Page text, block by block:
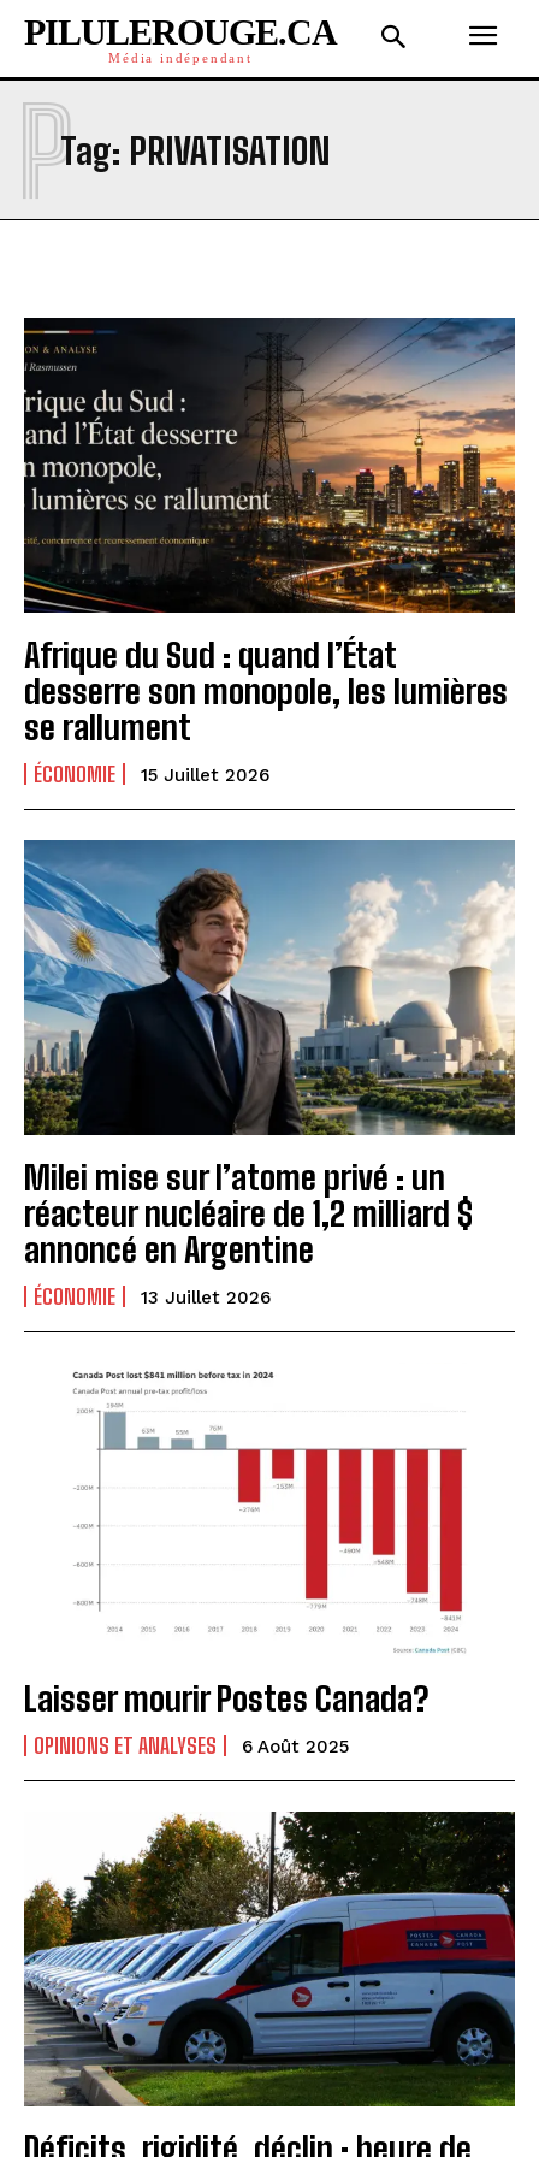
PILULEROUGE.CA
Média indépendant
Tag: PRIVATISATION
P
Afrique du Sud : quand l’État
desserre son monopole, les lumières
se rallument
ÉCONOMIE 15 Juillet 2026
Milei mise sur l’atome privé : un
réacteur nucléaire de 1,2 milliard $
annoncé en Argentine
ÉCONOMIE 13 Juillet 2026
Laisser mourir Postes Canada?
OPINIONS ET ANALYSES 6 Août 2025
Déficits, rigidité, déclin : heure de